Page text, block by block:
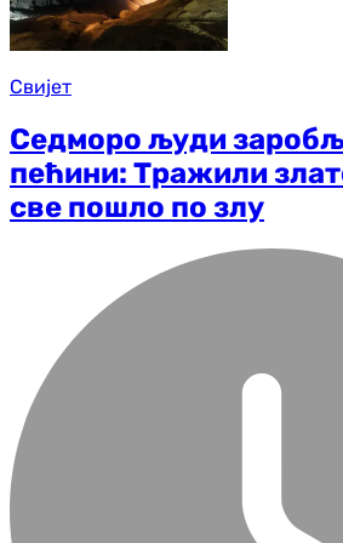
Свијет
Седморо људи
пећини: Тражили
све пошло по злу